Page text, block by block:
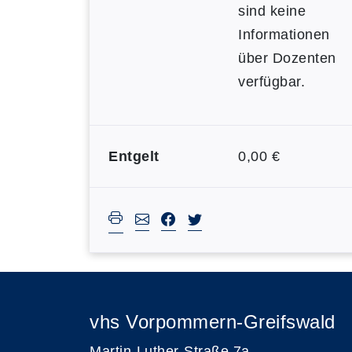
sind keine
Informationen
über Dozenten
verfügbar.
Entgelt 0,00 €
vhs Vorpommern-Greifswald